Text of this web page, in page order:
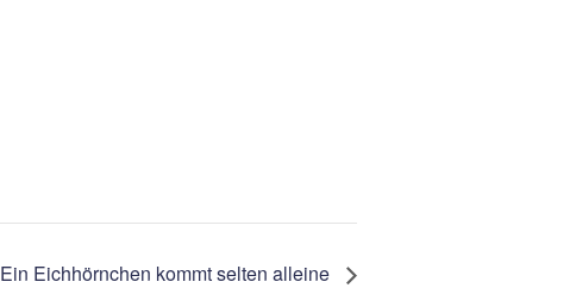
Ein Eichhörnchen kommt selten alleine